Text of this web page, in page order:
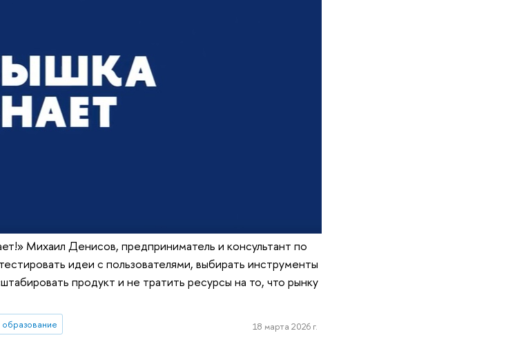
Михаил Денисов, предприниматель и консультант по
идеи с пользователями, выбирать инструменты
продукт и не тратить ресурсы на то, что рынку
18 марта 2026 г.